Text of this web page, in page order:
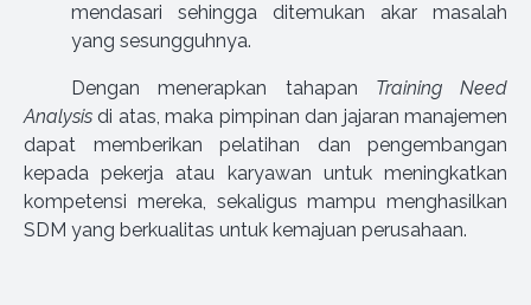
mendasari sehingga ditemukan akar masalah
yang sesungguhnya.
Dengan menerapkan tahapan Training Need
Analysis di atas, maka pimpinan dan jajaran manajemen
dapat memberikan pelatihan dan pengembangan
kepada pekerja atau karyawan untuk meningkatkan
kompetensi mereka, sekaligus mampu menghasilkan
SDM yang berkualitas untuk kemajuan perusahaan.